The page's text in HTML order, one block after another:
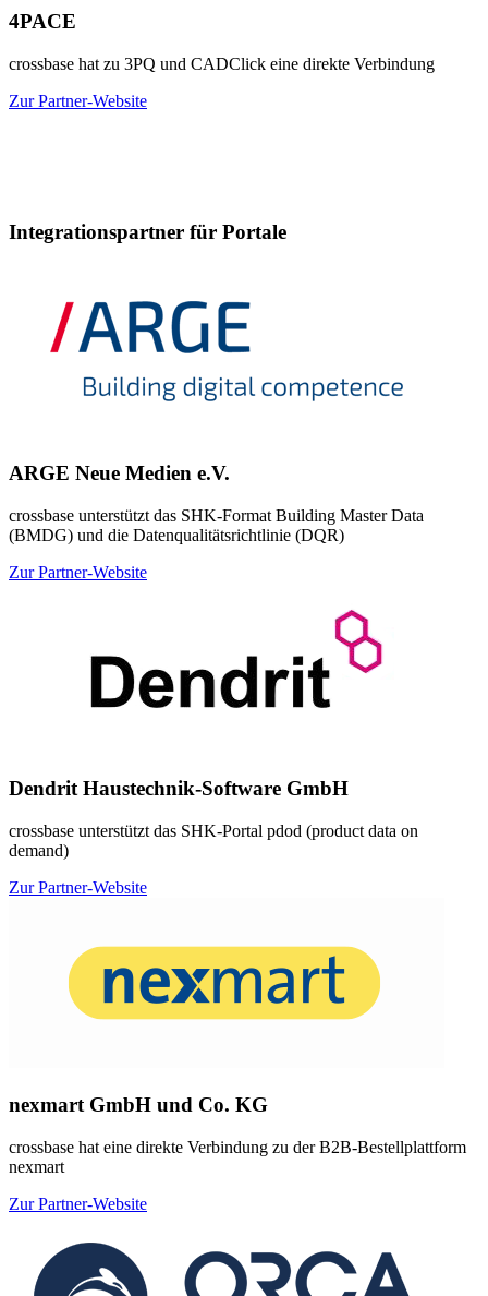
4PACE
crossbase hat zu 3PQ und CADClick eine direkte Verbindung
Zur Partner-Website
Integrationspartner für Portale
ARGE Neue Medien e.V.
crossbase unterstützt das SHK-Format Building Master Data
(BMDG) und die Datenqualitätsrichtlinie (DQR)
Zur Partner-Website
Dendrit Haustechnik-Software GmbH
crossbase unterstützt das SHK-Portal pdod (product data on
demand)
Zur Partner-Website
nexmart GmbH und Co. KG
crossbase hat eine direkte Verbindung zu der B2B-Bestellplattform
nexmart
Zur Partner-Website